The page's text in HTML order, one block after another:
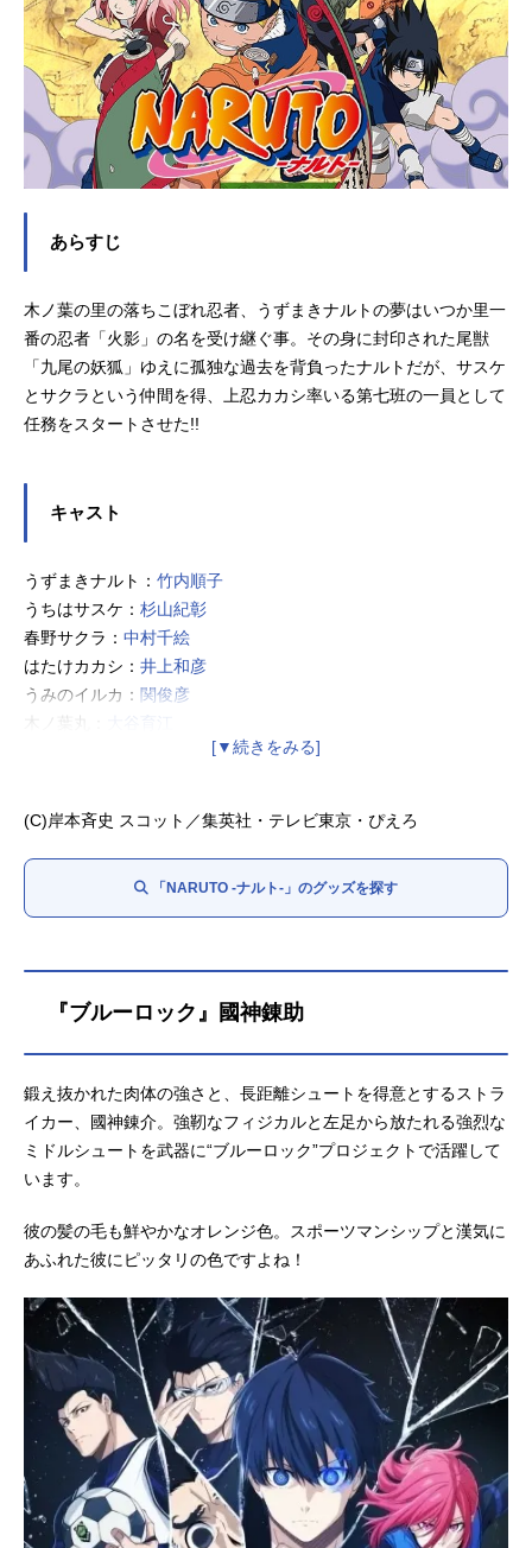
あらすじ
木ノ葉の里の落ちこぼれ忍者、うずまきナルトの夢はいつか里一
番の忍者「火影」の名を受け継ぐ事。その身に封印された尾獣
「九尾の妖狐」ゆえに孤独な過去を背負ったナルトだが、サスケ
とサクラという仲間を得、上忍カカシ率いる第七班の一員として
任務をスタートさせた!!
キャスト
うずまきナルト： 竹内順子
うちはサスケ： 杉山紀彰
春野サクラ： 中村千絵
はたけカカシ： 井上和彦
うみのイルカ： 関俊彦
木ノ葉丸：
柴田秀勝
(C)岸本斉史 スコット／集英社・テレビ東京・ぴえろ
「NARUTO -ナルト-」のグッズを探す
『ブルーロック』國神錬助
鍛え抜かれた肉体の強さと、長距離シュートを得意とするストラ
イカー、國神錬介。強靭なフィジカルと左足から放たれる強烈な
ミドルシュートを武器に“ブルーロック”プロジェクトで活躍して
います。
彼の髪の毛も鮮やかなオレンジ色。スポーツマンシップと漢気に
あふれた彼にピッタリの色ですよね！